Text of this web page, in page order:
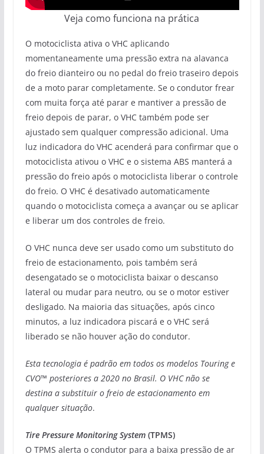
Veja como funciona na prática
O motociclista ativa o VHC aplicando
momentaneamente uma pressão extra na alavanca
do freio dianteiro ou no pedal do freio traseiro depois
de a moto parar completamente. Se o condutor frear
com muita força até parar e mantiver a pressão de
freio depois de parar, o VHC também pode ser
ajustado sem qualquer compressão adicional. Uma
luz indicadora do VHC acenderá para confirmar que o
motociclista ativou o VHC e o sistema ABS manterá a
pressão do freio após o motociclista liberar o controle
do freio. O VHC é desativado automaticamente
quando o motociclista começa a avançar ou se aplicar
e liberar um dos controles de freio.
O VHC nunca deve ser usado como um substituto do
freio de estacionamento, pois também será
desengatado se o motociclista baixar o descanso
lateral ou mudar para neutro, ou se o motor estiver
desligado. Na maioria das situações, após cinco
minutos, a luz indicadora piscará e o VHC será
liberado se não houver ação do condutor.
Esta tecnologia é padrão em todos os modelos Touring e
CVO™ posteriores a 2020 no Brasil. O VHC não se
destina a substituir o freio de estacionamento em
qualquer situação.
Tire Pressure Monitoring System(TPMS)
O TPMS alerta o condutor para a baixa pressão de ar